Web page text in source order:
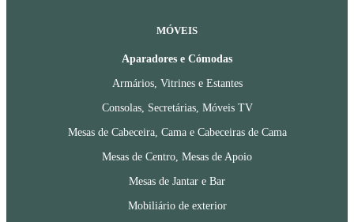
MÓVEIS
Aparadores e Cómodas
Armários, Vitrines e Estantes
Consolas, Secretárias, Móveis TV
Mesas de Cabeceira, Cama e Cabeceiras de Cama
Mesas de Centro, Mesas de Apoio
Mesas de Jantar e Bar
Mobiliário de exterior